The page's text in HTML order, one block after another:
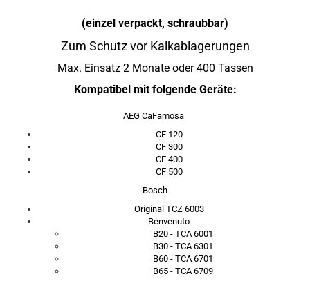
(einzel verpackt, schraubbar)
Zum Schutz vor Kalkablagerungen
Max. Einsatz 2 Monate oder 400 Tassen
Kompatibel mit folgende Geräte:
AEG CaFamosa
CF 120
CF 300
CF 400
CF 500
Bosch
Original TCZ 6003
Benvenuto
B20 - TCA 6001
B30 - TCA 6301
B60 - TCA 6701
B65 - TCA 6709